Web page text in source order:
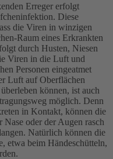
Erreger erfolgt
Diese
die Viren in winzigen
Raum eines Erkrankten
durch Husten, Niesen
Viren in die Luft und
Personen eingeatmet
Luft auf Oberflächen
können, ist auch
möglich. Denn
in Kontakt, können die
oder der Augen rasch
Natürlich können die
etwa beim Händeschütteln,